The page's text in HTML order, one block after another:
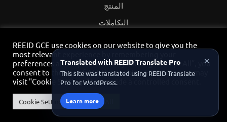
المنتج
التكاملات
اتصل
REEID GCE use cookies on our website to give you the
most relevant experience by remembering your
preferences and repeat visits. By clicking “Accept All”, you
consent to the use of ALL the cookies. However, you may
visit "Cookie Settings" to provide a controlled consent.
Cookie Settings Accept All
×
Translated with REEID Translate Pro
This site was translated using REEID Translate
Pro for WordPress.
Learn more